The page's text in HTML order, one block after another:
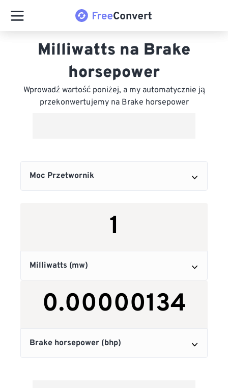
Milliwatts na Brake
horsepower
Wprowadź wartość poniżej, a my automatycznie ją
przekonwertujemy na Brake horsepower